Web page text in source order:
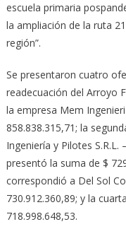
escuela primaria
la ampliación de la ruta
región”.
Se presentaron cuatro
readecuación del Arroyo
la empresa Mem
858.838.315,71; la
Ingeniería y Pilotes
presentó la suma de $
correspondió a Del Sol
730.912.360,89; y la
718.998.648,53.